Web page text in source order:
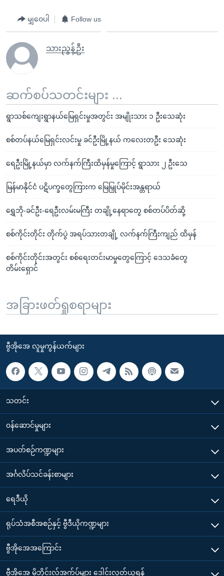
မျှဝေပါ Follow us
သားညွန့်ဦး
ဆက်စပ်သတင်းများ ...
ရွာသစ်ကျေးရွာနယ်မြေရှင်းမှုအတွင်း အမျိုးသား ၁ ဦးသေဆုံး
စစ်တပ်နယ်မြေရှင်းလင်းမှု ခင်ဦးမြို့နယ် ကလေးတဦး သေဆုံး
ရေဦးမြို့နယ်မှာ လက်နက်ကြီးထိမှန်မှုကြောင့် ရွာသား ၂ ဦးသေ
မြန်မာနိုင်ငံ ပဋိပက္ခတွေကြားက မြေမြှုပ်မိုင်းအန္တရာယ်
ရွှေဘို-ခင်ဦး-ရေဦးလမ်းမကြီး တချို့နေရာတွေ စစ်တပ်ပိတ်ဆို့
စစ်ကိုင်းတိုင်း တိုက်ပွဲ အရပ်သားတချို့ လက်နက်ကြီးကျည် ထိမှန်
စစ်ကိုင်းတိုင်းအတွင်း စစ်ရေးတင်းမာမှုတွေကြောင့် ဒေသခံတွေ
တိမ်းရှောင်
အခြားဖတ်ရှုစရာများ
ဗွီအိုအေ လူမှုကွန်ယက်များ
သတင်း
၀န်ဆောင်မှုများ
အပတ်စဉ်ကဏ္ဍများ
အင်္ဂလိပ်သင်ခန်းစာများ
ရေဒီယို
ရုပ်သံအစီအစဉ်နှင့် ဗွီဒီယိုကဏ္ဍများ
ဗွီအိုအေအကြောင်း
ဗွီအိုအေ မိုဘိုင်းလ်အက်ပ်များ ဒေါင်းလုတ်ယူရန်